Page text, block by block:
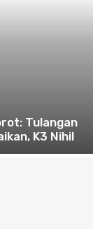
Tulangan
K3 Nihil